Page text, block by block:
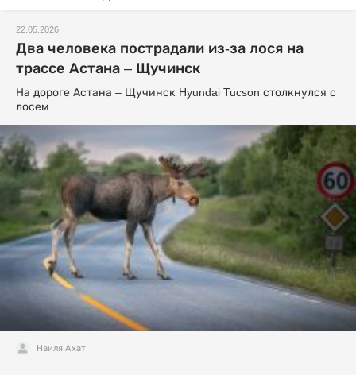
22.05.2026
Два человека пострадали из-за лося на
трассе Астана – Щучинск
На дороге Астана – Щучинск Hyundai Tucson столкнулся с
лосем.
Наиля Ахат